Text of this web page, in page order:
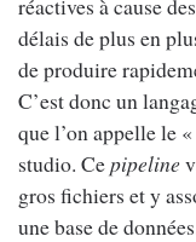
délais de plus en
de produire
C’est donc un
que l’on appelle le «
studio. Cepipeline
gros fichiers et y
une base de